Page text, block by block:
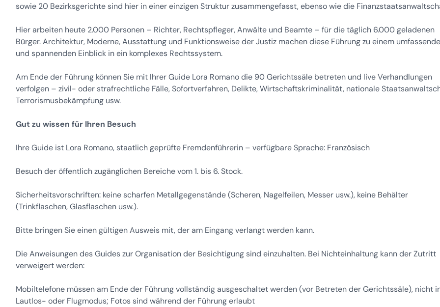
sowie 20 Bezirksgerichte sind hier in einer einzigen Struktur zusammengefasst, ebenso wie die
Hier arbeiten heute 2.000 Personen – Richter, Rechtspfleger, Anwälte und Beamte – für die täglich 6.000 geladenen
Bürger. Architektur, Moderne, Ausstattung und Funktionsweise der Justiz machen diese Führung zu einem
und spannenden Einblick in ein komplexes Rechtssystem.
Am Ende der Führung können Sie mit Ihrer Guide Lora Romano die 90 Gerichtssäle betreten und live Verhandlungen
verfolgen – zivil- oder strafrechtliche Fälle, Sofortverfahren, Delikte, Wirtschaftskriminalität, nationale
Terrorismusbekämpfung usw.
Gut zu wissen für Ihren Besuch
Ihre Guide ist Lora Romano, staatlich geprüfte Fremdenführerin – verfügbare Sprache: Französisch
Besuch der öffentlich zugänglichen Bereiche vom 1. bis 6. Stock.
Sicherheitsvorschriften: keine scharfen Metallgegenstände (Scheren, Nagelfeilen, Messer usw.), keine Behälter
(Trinkflaschen, Glasflaschen usw.).
Bitte bringen Sie einen gültigen Ausweis mit, der am Eingang verlangt werden kann.
Die Anweisungen des Guides zur Organisation der Besichtigung sind einzuhalten. Bei Nichteinhaltung kann der Zutritt
verweigert werden:
Mobiltelefone müssen am Ende der Führung vollständig ausgeschaltet werden (vor Betreten der Gerichtssäle), nicht
Lautlos- oder Flugmodus; Fotos sind während der Führung erlaubt